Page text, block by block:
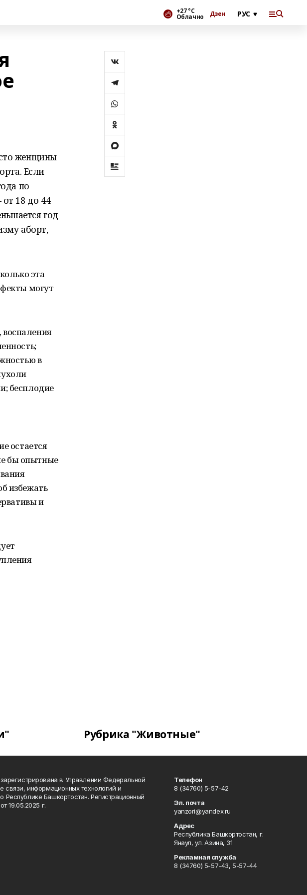
+27 °С
Облачно Дзен
женщины
Если
по
от 18 до 44
год
аборт,
эта
могут
в
бесплодие
остается
бы опытные
избежать
и
Рубрика "Животные"
в Управлении Федеральной
связи, информационных технологий и
Башкортостан. Регистрационный
19.05.2025 г.
Телефон
8 (34760) 5-57-42
Эл. почта
yanzori@yandex.ru
Адрес
Республика Башкортостан, г.
Янаул, ул. Азина, 31
Рекламная служба
8 (34760) 5-57-43, 5-57-44